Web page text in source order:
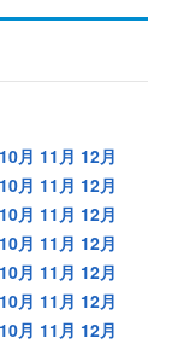
10月 11月 12月
10月 11月 12月
10月 11月 12月
10月 11月 12月
10月 11月 12月
10月 11月 12月
10月 11月 12月